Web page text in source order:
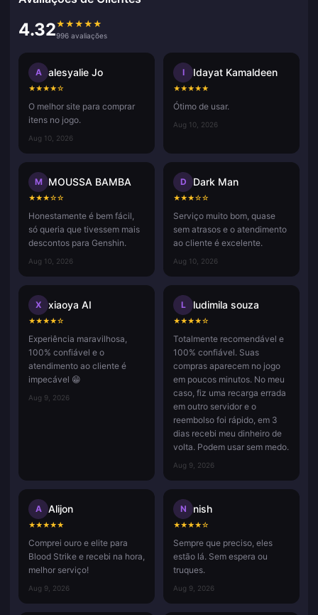
4.32★ ★ ★ ★ ★
996 avaliações
A alesyalie Jo
★★★★☆
O melhor site para comprar
itens no jogo.
Aug 10, 2026
I Idayat Kamaldeen
★★★★★
Ótimo de usar.
Aug 10, 2026
M MOUSSA BAMBA
★★★☆☆
Honestamente é bem fácil,
só queria que tivessem mais
descontos para Genshin.
Aug 10, 2026
D Dark Man
★★★☆☆
Serviço muito bom, quase
sem atrasos e o atendimento
ao cliente é excelente.
Aug 10, 2026
X xiaoya AI
★★★★☆
Experiência maravilhosa,
100% confiável e o
atendimento ao cliente é
impecável 😁
Aug 9, 2026
L ludimila souza
★★★★☆
Totalmente recomendável e
100% confiável. Suas
compras aparecem no jogo
em poucos minutos. No meu
caso, fiz uma recarga errada
em outro servidor e o
reembolso foi rápido, em 3
dias recebi meu dinheiro de
volta. Podem usar sem medo.
Aug 9, 2026
A Alijon
★★★★★
Comprei ouro e elite para
Blood Strike e recebi na hora,
melhor serviço!
Aug 9, 2026
N nish
★★★★☆
Sempre que preciso, eles
estão lá. Sem espera ou
truques.
Aug 9, 2026